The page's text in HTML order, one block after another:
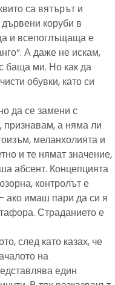
са вятърът и
коруби в
и всепоглъщаща е
А даже не искам,
баща ми. Но как да
обувки, като си
да се замени с
признавам, а няма ли
меланхолията и
и те нямат значение,
абсент. Концепцията
контролът е
ако имаш пари да си я
Страданието е
след като казах, че
на
един